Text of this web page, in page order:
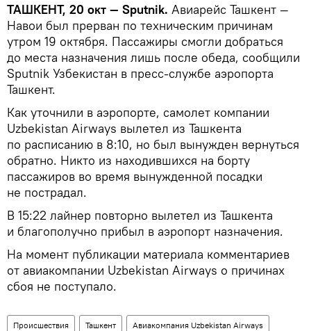
ТАШКЕНТ, 20 окт — Sputnik. Авиарейс Ташкент —
Навои был прерван по техническим причинам
утром 19 октября. Пассажиры смогли добраться
до места назначения лишь после обеда, сообщили
Sputnik Узбекистан в пресс-службе аэропорта
Ташкент.
Как уточнили в аэропорте, самолет компании
Uzbekistan Airways вылетел из Ташкента
по расписанию в 8:10, но был вынужден вернуться
обратно. Никто из находившихся на борту
пассажиров во время вынужденной посадки
не пострадал.
В 15:22 лайнер повторно вылетел из Ташкента
и благополучно прибыл в аэропорт назначения.
На момент публикации материала комментариев
от авиакомпании Uzbekistan Airways о причинах
сбоя не поступало.
Происшествия Ташкент Авиакомпания Uzbekistan Airways